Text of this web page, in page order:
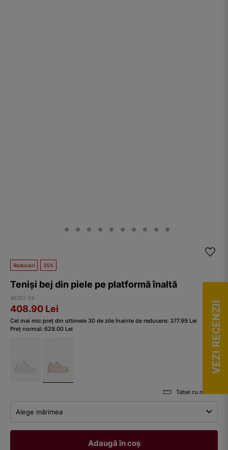
Reduceri 35%
Teniși bej din piele pe platformă înaltă
46352-54
408.90 Lei
Cel mai mic preț din ultimele 30 de zile înainte de reducere: 377.99 Lei
Preț normal: 629.00 Lei
Tabel cu mărimi
Alege mărimea
Adaugă în coș
VEZI RECENZII